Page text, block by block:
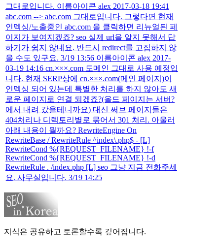
그대로입니다. 이름아이콘 alex 2017-03-18 19:41
abc.com --> abc.com 그대로입니다. 그렇다면 현재
인덱싱/노출중인 abc.com 을 클릭하면 리뉴얼된 페
이지가 보여지겠죠? seo 실제 url을 알지 못해서 답
하기가 쉽지 않네요. 반드시 redirect를 고집하지 않
을 수도 있구요. 3/19 13:56 이름아이콘 alex 2017-
03-19 14:16 cn.×××.com 도메인 그대로 사용 예정입
니다. 현재 SERP상에 cn.×××.com(메인 페이지)이
인덱싱 되어 있는데 특별한 처리를 하지 않아도 새
로운 페이지로 연결 되겠죠?(올드 페이지는 서버?
에서 내려 갔을테니까요) 대신 써브 페이지들은
404처리나 디렉토리별로 묶어서 301 처리. 아울러
아래 내용이 뭘까요? RewriteEngine On
RewriteBase / RewriteRule ^index\.php$ - [L]
RewriteCond %{REQUEST_FILENAME} !-f
RewriteCond %{REQUEST_FILENAME} !-d
RewriteRule . /index.php [L] seo 그냥 지금 전화주세
요. 사무실입니다. 3/19 14:25
지식은 공유하고 토론할수록 깊어집니다.